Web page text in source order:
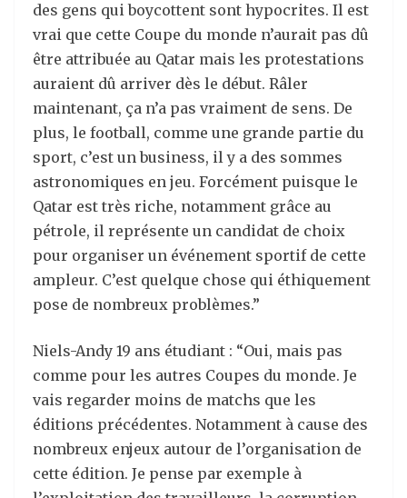
des gens qui boycottent sont hypocrites. Il est
vrai que cette Coupe du monde n’aurait pas dû
être attribuée au Qatar mais les protestations
auraient dû arriver dès le début. Râler
maintenant, ça n’a pas vraiment de sens. De
plus, le football, comme une grande partie du
sport, c’est un business, il y a des sommes
astronomiques en jeu. Forcément puisque le
Qatar est très riche, notamment grâce au
pétrole, il représente un candidat de choix
pour organiser un événement sportif de cette
ampleur. C’est quelque chose qui éthiquement
pose de nombreux problèmes.”
Niels-Andy 19 ans étudiant : “Oui, mais pas
comme pour les autres Coupes du monde. Je
vais regarder moins de matchs que les
éditions précédentes. Notamment à cause des
nombreux enjeux autour de l’organisation de
cette édition. Je pense par exemple à